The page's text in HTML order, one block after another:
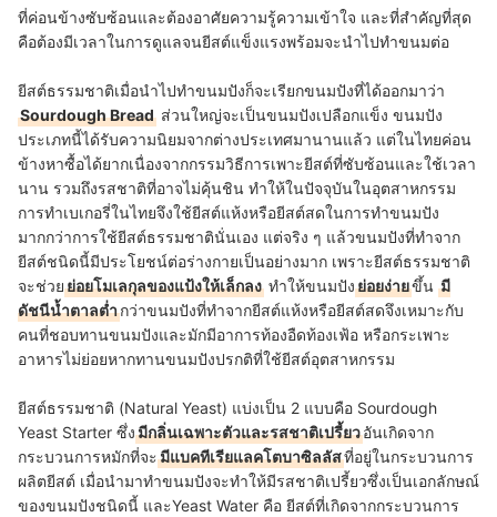
ที่ค่อนข้างซับซ้อนและต้องอาศัยความรู้ความเข้าใจ และที่สำคัญที่สุด
คือต้องมีเวลาในการดูแลจนยีสต์แข็งแรงพร้อมจะนำไปทำขนมต่อ
ยีสต์ธรรมชาติเมื่อนำไปทำขนมปังก็จะเรียกขนมปังที่ได้ออกมาว่า
Sourdough Bread ส่วนใหญ่จะเป็นขนมปังเปลือกแข็ง ขนมปัง
ประเภทนี้ได้รับความนิยมจากต่างประเทศมานานแล้ว แต่ในไทยค่อน
ข้างหาซื้อได้ยากเนื่องจากกรรมวิธีการเพาะยีสต์ที่ซับซ้อนและใช้เวลา
นาน รวมถึงรสชาติที่อาจไม่คุ้นชิน ทำให้ในปัจจุบันในอุตสาหกรรม
การทำเบเกอรี่ในไทยจึงใช้ยีสต์แห้งหรือยีสต์สดในการทำขนมปัง
มากกว่าการใช้ยีสต์ธรรมชาตินั่นเอง แต่จริง ๆ แล้วขนมปังที่ทำจาก
ยีสต์ชนิดนี้มีประโยชน์ต่อร่างกายเป็นอย่างมาก เพราะยีสต์ธรรมชาติ
จะช่วยย่อยโมเลกุลของแป้งให้เล็กลง ทำให้ขนมปังย่อยง่ายขึ้น มี
ดัชนีน้ำตาลต่ำกว่าขนมปังที่ทำจากยีสต์แห้งหรือยีสต์สดจึงเหมาะกับ
คนที่ชอบทานขนมปังและมักมีอาการท้องอืดท้องเฟ้อ หรือกระเพาะ
อาหารไม่ย่อยหากทานขนมปังปรกติที่ใช้ยีสต์อุตสาหกรรม
ยีสต์ธรรมชาติ (Natural Yeast) แบ่งเป็น 2 แบบคือ Sourdough
Yeast Starter ซึ่งมีกลิ่นเฉพาะตัวและรสชาติเปรี้ยวอันเกิดจาก
กระบวนการหมักที่จะมีแบคทีเรียแลคโตบาซิลลัสที่อยู่ในกระบวนการ
ผลิตยีสต์ เมื่อนำมาทำขนมปังจะทำให้มีรสชาติเปรี้ยวซึ่งเป็นเอกลักษณ์
ของขนมปังชนิดนี้ และYeast Water คือ ยีสต์ที่เกิดจากกระบวนการ